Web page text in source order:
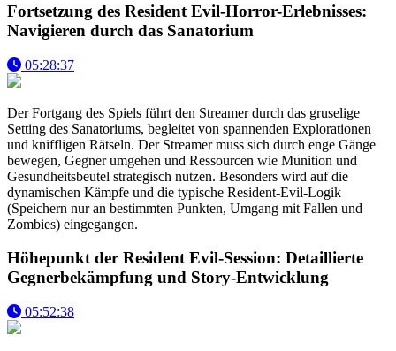
Fortsetzung des Resident Evil-Horror-Erlebnisses:
Navigieren durch das Sanatorium
05:28:37
Der Fortgang des Spiels führt den Streamer durch das gruselige
Setting des Sanatoriums, begleitet von spannenden Explorationen
und kniffligen Rätseln. Der Streamer muss sich durch enge Gänge
bewegen, Gegner umgehen und Ressourcen wie Munition und
Gesundheitsbeutel strategisch nutzen. Besonders wird auf die
dynamischen Kämpfe und die typische Resident-Evil-Logik
(Speichern nur an bestimmten Punkten, Umgang mit Fallen und
Zombies) eingegangen.
Höhepunkt der Resident Evil-Session: Detaillierte
Gegnerbekämpfung und Story-Entwicklung
05:52:38